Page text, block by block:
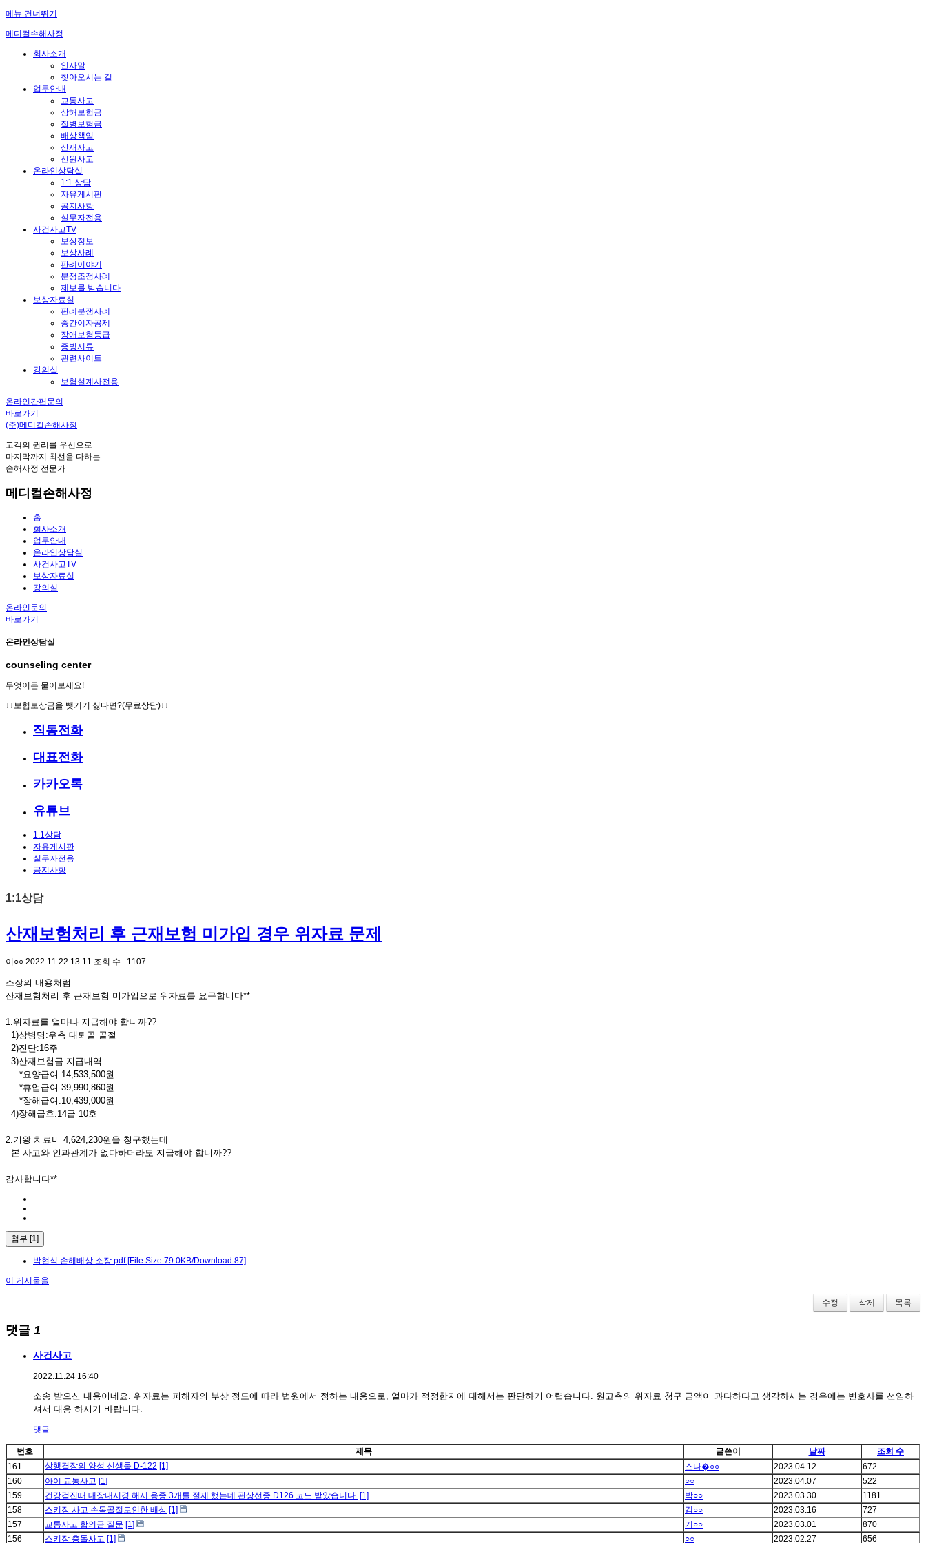
메뉴 건너뛰기
메디컬손해사정
회사소개
인사말
찾아오시는 길
업무안내
교통사고
상해보험금
질병보험금
배상책임
산재사고
선원사고
온라인상담실
1:1 상담
자유게시판
공지사항
실무자전용
사건사고TV
보상정보
보상사례
판례이야기
분쟁조정사례
제보를 받습니다
보상자료실
판례분쟁사례
중간이자공제
장애보험등급
증빙서류
관련사이트
강의실
보험설계사전용
온라인간편문의
바로가기
(주)메디컬손해사정
고객의 권리를 우선으로
마지막까지 최선을 다하는
손해사정 전문가
메디컬손해사정
홈
회사소개
업무안내
온라인상담실
사건사고TV
보상자료실
강의실
온라인문의
바로가기
온라인상담실
counseling center
무엇이든 물어보세요!
↓↓보험보상금을 뺏기기 싫다면?(무료상담)↓↓
직통전화
대표전화
카카오톡
유튜브
1:1상담
자유게시판
실무자전용
공지사항
1:1상담
산재보험처리 후 근재보험 미가입 경우 위자료 문제
이○○ 2022.11.22 13:11 조회 수 : 1107
소장의 내용처럼
산재보험처리 후 근재보험 미가입으로 위자료를 요구합니다**
1.위자료를 얼마나 지급해야 합니까??
1)상병명:우측 대퇴골 골절
2)진단:16주
3)산재보험금 지급내역
*요양급여:14,533,500원
*휴업급여:39,990,860원
*장해급여:10,439,000원
4)장해급호:14급 10호
2.기왕 치료비 4,624,230원을 청구했는데
본 사고와 인과관계가 없다하더라도 지급해야 합니까??
감사합니다**
첨부 [1]
박현식 손해배상 소장.pdf[File Size:79.0KB/Download:87]
이 게시물을
수정 삭제 목록
댓글 1
사건사고
2022.11.24 16:40
소송 받으신 내용이네요. 위자료는 피해자의 부상 정도에 따라 법원에서 정하는 내용으로, 얼마가 적정한지에 대해서는 판단하기 어렵습니다. 원고측의 위자료 청구 금액이 과다하다고 생각하시는 경우에는 변호사를 선임하
셔서 대응 하시기 바랍니다.
댓글
번호 제목 글쓴이 날짜
조회 수
161
상행결장의 양성 신생물 D-122 [1] 스나�○○ 2023.04.12
672
160
아이 교통사고 [1] ○○ 2023.04.07
522
159
건강검진때 대장내시경 해서 용종 3개를 절제 했는데 관상선종 D126 코드 받았습니다. [1] 박○○ 2023.03.30
1181
158
스키장 사고 손목골절로인한 배상 [1] 김○○ 2023.03.16
727
157
교통사고 합의금 질문 [1] 기○○ 2023.03.01
870
156
스키장 충돌사고 [1] ○○ 2023.02.27 656